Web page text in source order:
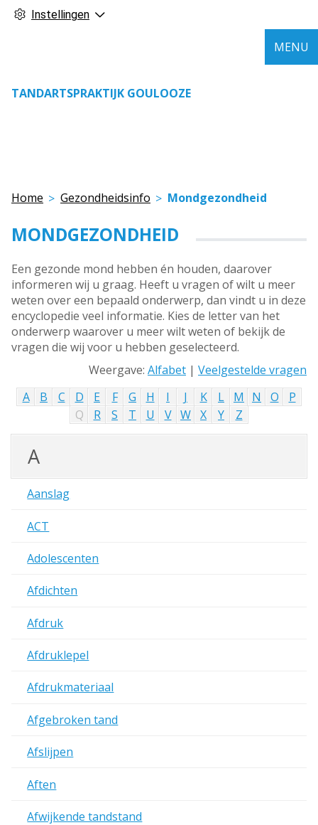
Instellingen
TANDARTSPRAKTIJK GOULOOZE
MENU
Home Gezondheidsinfo Mondgezondheid
MONDGEZONDHEID
Een gezonde mond hebben én houden, daarover
informeren wij u graag. Heeft u vragen of wilt u meer
weten over een bepaald onderwerp, dan vindt u in deze
encyclopedie veel informatie. Kies de letter van het
onderwerp waarover u meer wilt weten of bekijk de
vragen die wij voor u hebben geselecteerd.
Weergave: Alfabet | Veelgestelde vragen
A
B C D E F G H I J K L M N O
P
Q
R S T U V W X Y Z
A
Aanslag
ACT
Adolescenten
Afdichten
Afdruk
Afdruklepel
Afdrukmateriaal
Afgebroken tand
Afslijpen
Aften
Afwijkende tandstand